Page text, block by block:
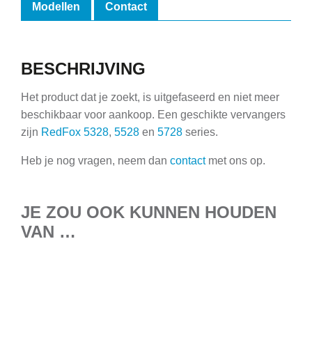
Modellen Contact
BESCHRIJVING
Het product dat je zoekt, is uitgefaseerd en niet meer
beschikbaar voor aankoop. Een geschikte vervangers
zijn RedFox 5328, 5528 en 5728 series.
Heb je nog vragen, neem dan contactmet ons op.
JE ZOU OOK KUNNEN HOUDEN
VAN …